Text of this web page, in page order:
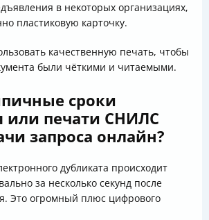
в некоторых организациях,
пластиковую карточку.
качественную печать, чтобы
были чёткими и читаемыми.
сроки
или печати СНИЛС
запроса онлайн?
дубликата происходит
за несколько секунд после
Это огромный плюс цифрового